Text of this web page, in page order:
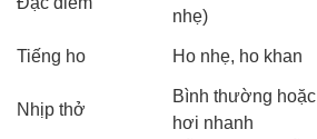
nhẹ)
Tiếng ho Ho nhẹ, ho khan
Nhịp thở
Bình thường hoặc
hơi nhanh